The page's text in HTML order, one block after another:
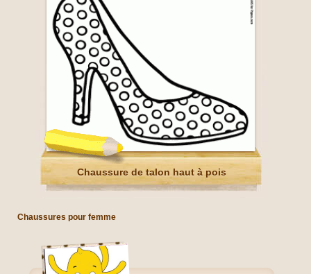
Chaussure de talon haut à pois
Chaussures pour femme